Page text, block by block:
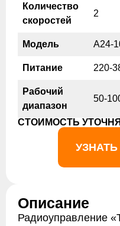
Количество
скоростей
2
Модель А24-
Питание 220-
Рабочий
диапазон
50-
СТОИМОСТЬ
Описание
Радиоуправление